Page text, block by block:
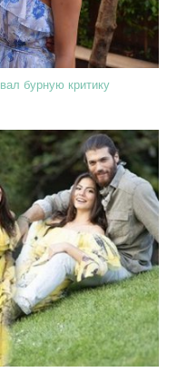
бурную критику